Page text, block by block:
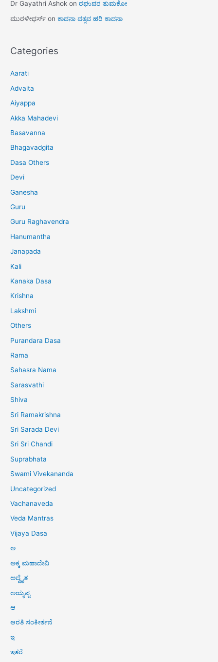
Dr Gayathri Ashok onರಘುವರ ತುಮಕೋ
ಮುರಳೀಧರ್ಸ್ onಕಾದನಾ ವತ್ಸವ ಹರಿ ಕಾದನಾ
Categories
Aarati
Advaita
Aiyappa
Akka Mahadevi
Basavanna
Bhagavadgita
Dasa Others
Devi
Ganesha
Guru
Guru Raghavendra
Hanumantha
Janapada
Kali
Kanaka Dasa
Krishna
Lakshmi
Others
Purandara Dasa
Rama
Sahasra Nama
Sarasvathi
Shiva
Sri Ramakrishna
Sri Sarada Devi
Sri Sri Chandi
Suprabhata
Swami Vivekananda
Uncategorized
Vachanaveda
Veda Mantras
Vijaya Dasa
ಅ
ಅಕ್ಕ ಮಹಾದೇವಿ
ಅದ್ವೈತ
ಅಯ್ಯಪ್ಪ
ಆ
ಆರತಿ ಸಂಕೀರ್ತನೆ
ಇ
ಇತರೆ